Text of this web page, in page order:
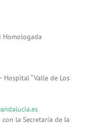
Homologada
Hospital “Valle de Los
la Secretaría de la